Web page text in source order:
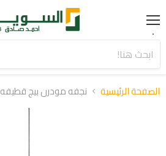
Menu
الصفحة الرئيسية نجفه مودرن بيج قطيفه